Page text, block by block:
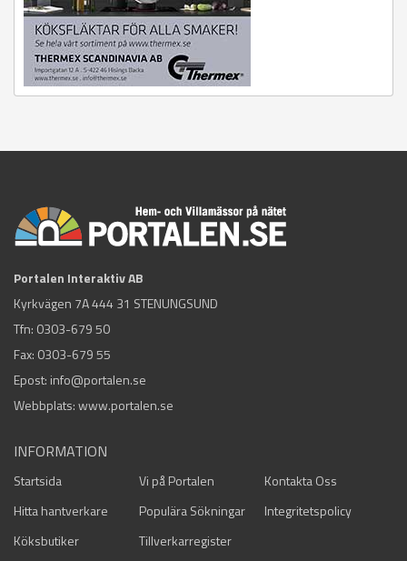
Portalen Interaktiv AB
Kyrkvägen 7A 444 31 STENUNGSUND
Tfn: 0303-679 50
Fax: 0303-679 55
Epost: info@portalen.se
Webbplats: www.portalen.se
INFORMATION
Startsida Vi på Portalen
Kontakta Oss
Hitta hantverkare
Populära Sökningar
Integritetspolicy
Köksbutiker
Tillverkarregister